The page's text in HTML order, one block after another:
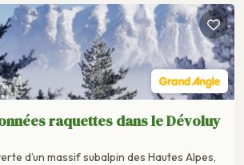
raquettes dans le Dévoluy
d’un massif subalpin des Hautes Alpes,